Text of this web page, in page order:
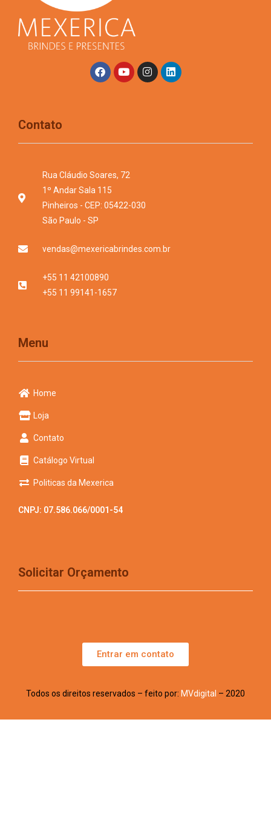
Contato
Rua Cláudio Soares, 72
1º Andar Sala 115
Pinheiros - CEP: 05422-030
São Paulo - SP
vendas@mexericabrindes.com.br
+55 11 42100890
+55 11 99141-1657
Menu
Home
Loja
Contato
Catálogo Virtual
Politicas da Mexerica
CNPJ: 07.586.066/0001-54
Solicitar Orçamento
Entrar em contato
Todos os direitos reservados – feito por: MVdigital – 2020